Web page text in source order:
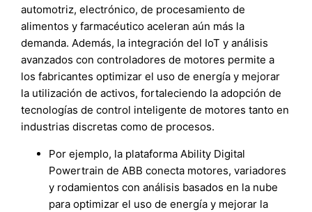
automotriz, electrónico, de procesamiento de
alimentos y farmacéutico aceleran aún más la
demanda. Además, la integración del IoT y análisis
avanzados con controladores de motores permite a
los fabricantes optimizar el uso de energía y mejorar
la utilización de activos, fortaleciendo la adopción de
tecnologías de control inteligente de motores tanto en
industrias discretas como de procesos.
Por ejemplo, la plataforma Ability Digital
Powertrain de ABB conecta motores, variadores
y rodamientos con análisis basados en la nube
para optimizar el uso de energía y mejorar la